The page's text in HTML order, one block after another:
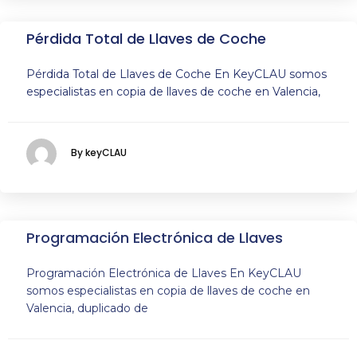
Pérdida Total de Llaves de Coche
Pérdida Total de Llaves de Coche En KeyCLAU somos
especialistas en copia de llaves de coche en Valencia,
By keyCLAU
Programación Electrónica de Llaves
Programación Electrónica de Llaves En KeyCLAU
somos especialistas en copia de llaves de coche en
Valencia, duplicado de